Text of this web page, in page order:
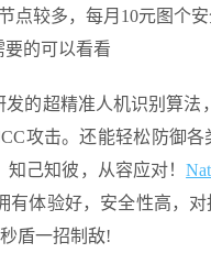
点较多，每月10元图个
的可以看看
的超精准人机识别算法
攻击。还能轻松防御各
知己知彼，从容应对！
有体验好，安全性高，
盾一招制敌!